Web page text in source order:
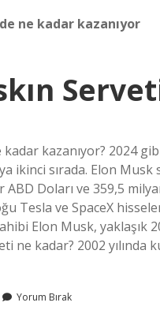
ne kadar kazanıyor
kazanıyor? 2024
ikinci sırada. Elon
ABD Doları ve 359,5
Tesla ve SpaceX
Elon Musk,
ne kadar? 2002 yılında
Yorum Bırak